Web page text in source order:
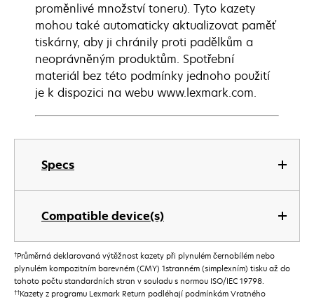
Specs
Compatible device(s)
proměnlivé množství toneru). Tyto kazety
mohou také automaticky aktualizovat paměť
tiskárny, aby ji chránily proti padělkům a
neoprávněným produktům. Spotřební
materiál bez této podmínky jednoho použití
je k dispozici na webu www.lexmark.com.
†Průměrná deklarovaná výtěžnost kazety při plynulém černobílém nebo
plynulém kompozitním barevném (CMY) 1stranném (simplexním) tisku až do
tohoto počtu standardních stran v souladu s normou ISO/IEC 19798.
††Kazety z programu Lexmark Return podléhají podmínkám Vratného